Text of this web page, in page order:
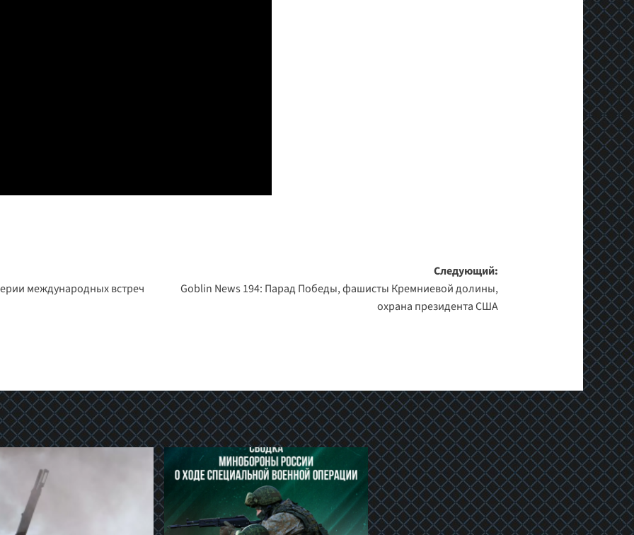
международных встреч
Следующий:
Goblin News 194: Парад Победы, фашисты Кремниевой долины,
охрана президента США